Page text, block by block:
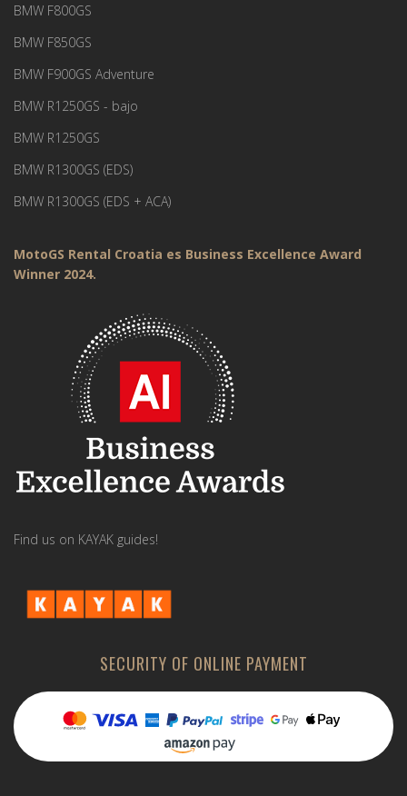
BMW F800GS
BMW F850GS
BMW F900GS Adventure
BMW R1250GS - bajo
BMW R1250GS
BMW R1300GS (EDS)
BMW R1300GS (EDS + ACA)
MotoGS Rental Croatia es Business Excellence Award
Winner 2024.
Find us on KAYAK guides!
SECURITY OF ONLINE PAYMENT